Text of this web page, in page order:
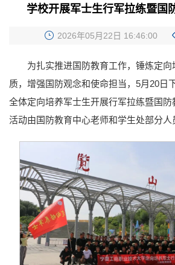
学校开展军士生行军拉练暨国
2026年05月22日 16:46:00
为扎实推进国防教育工作，锤炼定
质，增强国防观念和使命担当，5月20日
全体定向培养军士生开展行军拉练暨国
活动由国防教育中心老师和学生处部分人